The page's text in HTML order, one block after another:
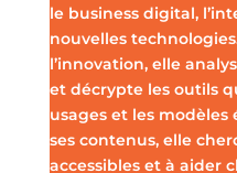
le business digital,
nouvelles
l’innovation, elle
et décrypte les outils
usages et les modèles
ses contenus, elle
accessibles et à aider